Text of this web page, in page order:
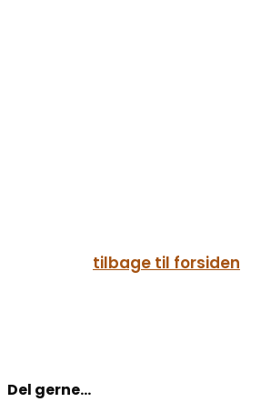
tilbage til forsiden
Del gerne...